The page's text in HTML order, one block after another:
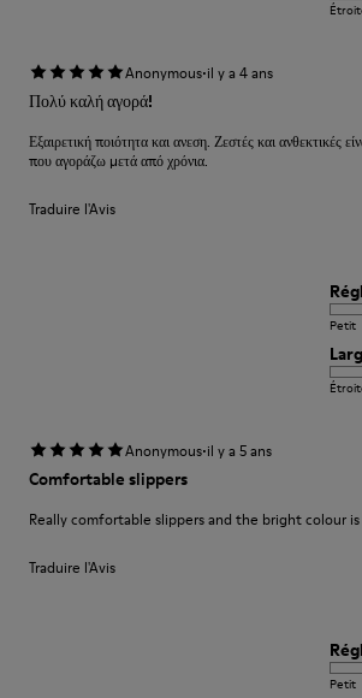
Anonymous·il y a 4 ans
Πολύ καλή αγορά!
Εξαιρετική ποιότητα και ανεση. Ζεστές και ανθεκτικές
που αγοράζω μετά από χρόνια.
Traduire l'Avis
Petit
Anonymous·il y a 5 ans
Comfortable slippers
Really comfortable slippers and the bright colour
Traduire l'Avis
Petit